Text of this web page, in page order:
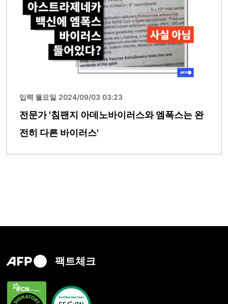
입력 월요일 2024/09/03 03:23
전문가 '침팬지 아데노바이러스와 엠폭스는 완
전히 다른 바이러스'
팩트체크